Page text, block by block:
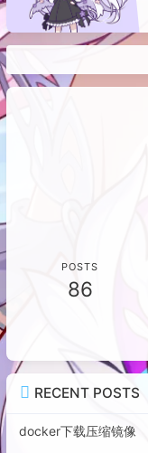
POSTS
86
RECENT POSTS
docker下载压缩镜像